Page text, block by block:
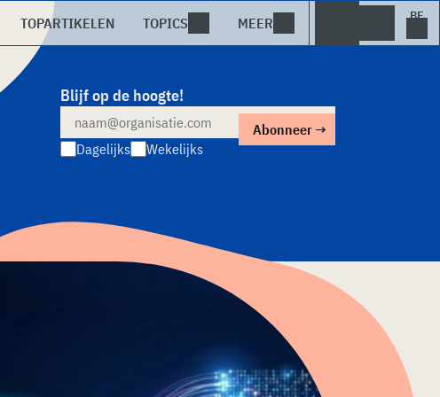
TOPARTIKELEN TOPICS MEER
Blijf op de hoogte!
Dagelijks Wekelijks